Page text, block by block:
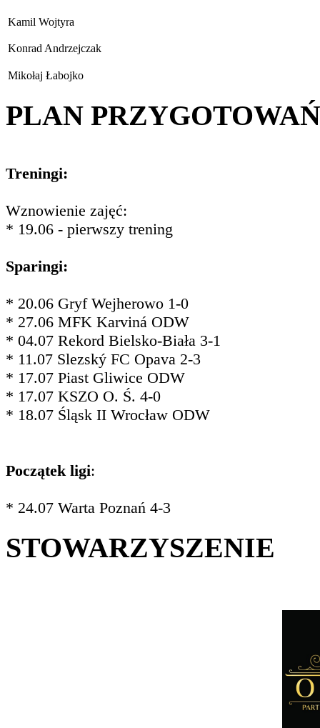
Kamil Wojtyra
Konrad Andrzejczak
Mikołaj Łabojko
PLAN PRZYGOTOWAŃ
Treningi:
Wznowienie zajęć:
* 19.06 - pierwszy trening
Sparingi:
* 20.06 Gryf Wejherowo 1-0
* 27.06 MFK Karviná ODW
* 04.07 Rekord Bielsko-Biała 3-1
* 11.07 Slezský FC Opava 2-3
* 17.07 Piast Gliwice ODW
* 17.07 KSZO O. Ś. 4-0
* 18.07 Śląsk II Wrocław ODW
Początek ligi:
* 24.07 Warta Poznań 4-3
STOWARZYSZENIE